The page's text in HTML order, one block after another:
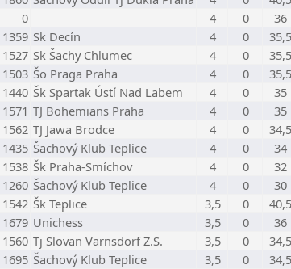
0 4 0 36
1359 Sk Decín 4 0 35,5
1527 Sk Šachy Chlumec 4 0 35,5
1503 Šo Praga Praha 4 0 35,5
1440 Šk Spartak Ústí Nad Labem 4 0 35
1571 TJ Bohemians Praha 4 0 35
1562 TJ Jawa Brodce 4 0 34,5
1435 Šachový Klub Teplice 4 0 34
1538 Šk Praha-Smíchov 4 0 32
1260 Šachový Klub Teplice 4 0 30
1542 Šk Teplice 3,5 0 40,5
1679 Unichess 3,5 0 36
1560 Tj Slovan Varnsdorf Z.S. 3,5 0 34,5
1695 Šachový Klub Teplice 3,5 0 34,5